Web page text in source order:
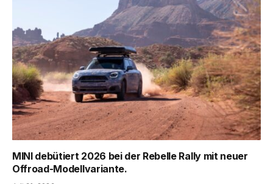
MINI debütiert 2026 bei der Rebelle Rally mit neuer
Offroad-Modellvariante.